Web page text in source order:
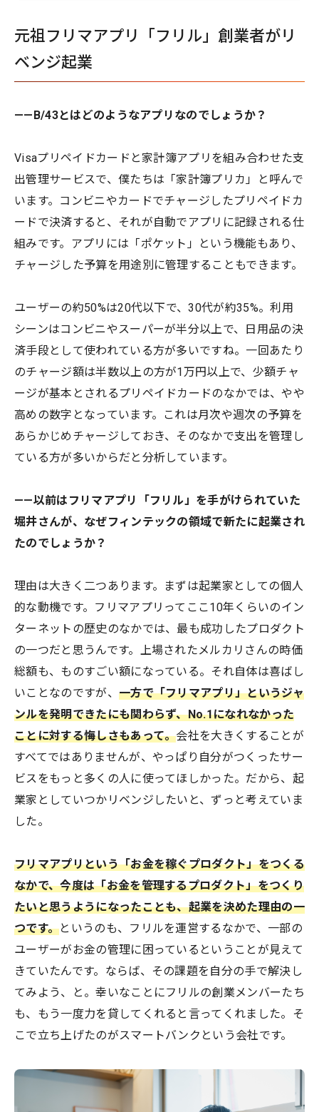
元祖フリマアプリ「フリル」創業者がリ
ベンジ起業
——B/43とはどのようなアプリなのでしょうか？
Visaプリペイドカードと家計簿アプリを組み合わせた支
出管理サービスで、僕たちは「家計簿プリカ」と呼んで
います。コンビニやカードでチャージしたプリペイドカ
ードで決済すると、それが自動でアプリに記録される仕
組みです。アプリには「ポケット」という機能もあり、
チャージした予算を用途別に管理することもできます。
ユーザーの約50%は20代以下で、30代が約35%。利用
シーンはコンビニやスーパーが半分以上で、日用品の決
済手段として使われている方が多いですね。一回あたり
のチャージ額は半数以上の方が1万円以上で、少額チャ
ージが基本とされるプリペイドカードのなかでは、やや
高めの数字となっています。これは月次や週次の予算を
あらかじめチャージしておき、そのなかで支出を管理し
ている方が多いからだと分析しています。
——以前はフリマアプリ「フリル」を手がけられていた
堀井さんが、なぜフィンテックの領域で新たに起業され
たのでしょうか？
理由は大きく二つあります。まずは起業家としての個人
的な動機です。フリマアプリってここ10年くらいのイン
ターネットの歴史のなかでは、最も成功したプロダクト
の一つだと思うんです。上場されたメルカリさんの時価
総額も、ものすごい額になっている。それ自体は喜ばし
いことなのですが、 一方で「フリマアプリ」というジャ
ンルを発明できたにも関わらず、No.1になれなかった
ことに対する悔しさもあって。会社を大きくすることが
すべてではありませんが、やっぱり自分がつくったサー
ビスをもっと多くの人に使ってほしかった。だから、起
業家としていつかリベンジしたいと、ずっと考えていま
した。
フリマアプリという「お金を稼ぐプロダクト」をつくる
なかで、今度は「お金を管理するプロダクト」をつくり
たいと思うようになったことも、起業を決めた理由の一
つです。というのも、フリルを運営するなかで、一部の
ユーザーがお金の管理に困っているということが見えて
きていたんです。ならば、その課題を自分の手で解決し
てみよう、と。幸いなことにフリルの創業メンバーたち
も、もう一度力を貸してくれると言ってくれました。そ
こで立ち上げたのがスマートバンクという会社です。